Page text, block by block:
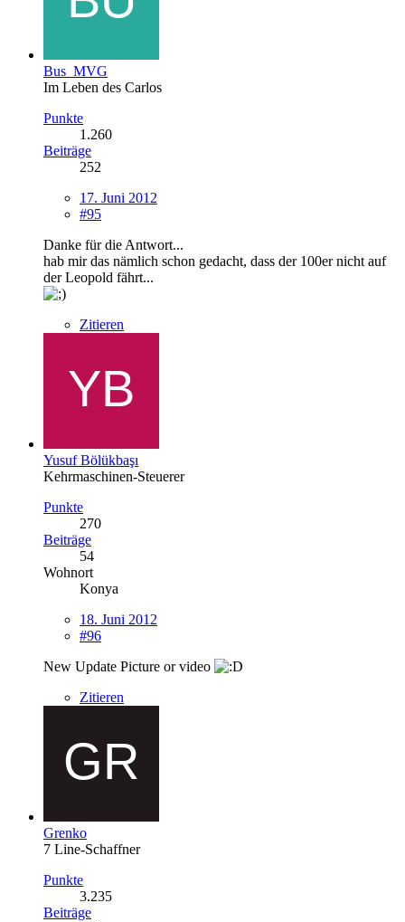
Bus_MVG
Im Leben des Carlos
Punkte
1.260
Beiträge
252
17. Juni 2012
#95
Danke für die Antwort...
hab mir das nämlich schon gedacht, dass der 100er nicht auf
der Leopold fährt...
Zitieren
Yusuf Bölükbaşı
Kehrmaschinen-Steuerer
Punkte
270
Beiträge
54
Wohnort
Konya
18. Juni 2012
#96
New Update Picture or video
Zitieren
Grenko
7 Line-Schaffner
Punkte
3.235
Beiträge